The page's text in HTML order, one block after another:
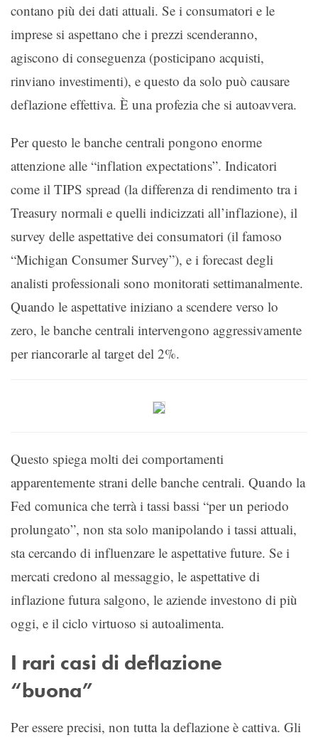
contano più dei dati attuali. Se i consumatori e le
imprese si aspettano che i prezzi scenderanno,
agiscono di conseguenza (posticipano acquisti,
rinviano investimenti), e questo da solo può causare
deflazione effettiva. È una profezia che si autoavvera.
Per questo le banche centrali pongono enorme
attenzione alle “inflation expectations”. Indicatori
come il TIPS spread (la differenza di rendimento tra i
Treasury normali e quelli indicizzati all’inflazione), il
survey delle aspettative dei consumatori (il famoso
“Michigan Consumer Survey”), e i forecast degli
analisti professionali sono monitorati settimanalmente.
Quando le aspettative iniziano a scendere verso lo
zero, le banche centrali intervengono aggressivamente
per riancorarle al target del 2%.
Questo spiega molti dei comportamenti
apparentemente strani delle banche centrali. Quando la
Fed comunica che terrà i tassi bassi “per un periodo
prolungato”, non sta solo manipolando i tassi attuali,
sta cercando di influenzare le aspettative future. Se i
mercati credono al messaggio, le aspettative di
inflazione futura salgono, le aziende investono di più
oggi, e il ciclo virtuoso si autoalimenta.
I rari casi di deflazione
“buona”
Per essere precisi, non tutta la deflazione è cattiva. Gli